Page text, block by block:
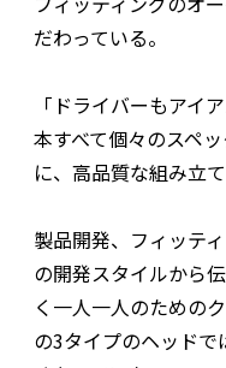
だわっている。
「ドライバーもアイ
本すべて個々のスペ
に、高品質な組み立
製品開発、フィッテ
の開発スタイルから
く一人一人のための
の3タイプのヘッド